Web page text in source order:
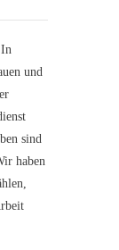
und
sind
haben